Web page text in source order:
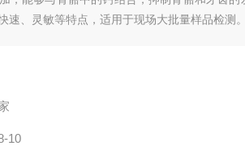
速、灵敏等特点，适用于现场大批量样品检测。
10